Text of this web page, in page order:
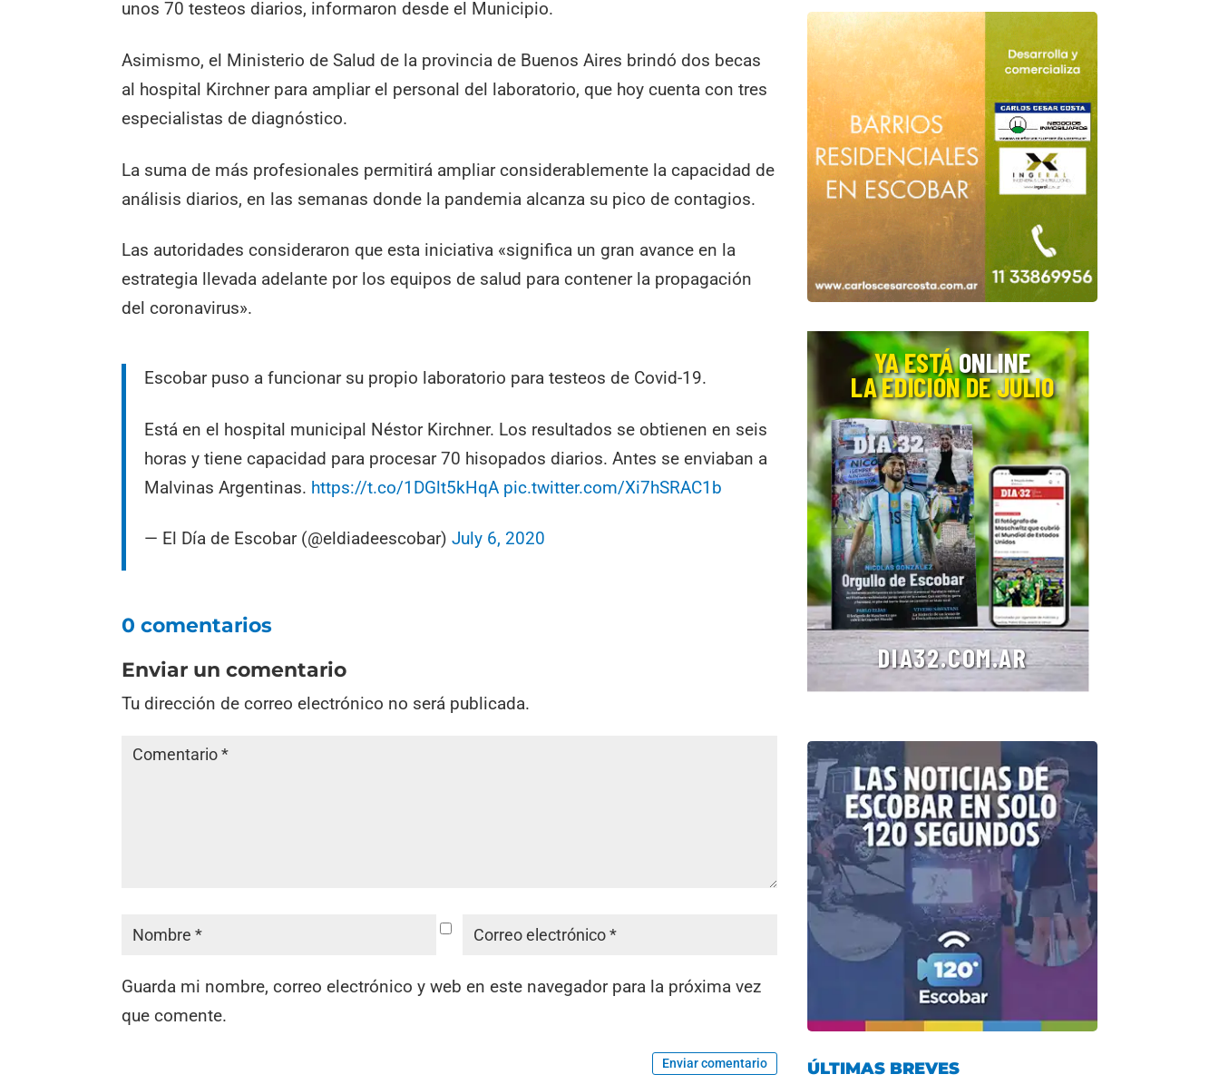
unos 70 testeos diarios, informaron desde el Municipio.
Asimismo, el Ministerio de Salud de la provincia de Buenos Aires brindó dos becas
al hospital Kirchner para ampliar el personal del laboratorio, que hoy cuenta con tres
especialistas de diagnóstico.
La suma de más profesionales permitirá ampliar considerablemente la capacidad de
análisis diarios, en las semanas donde la pandemia alcanza su pico de contagios.
Las autoridades consideraron que esta iniciativa «significa un gran avance en la
estrategia llevada adelante por los equipos de salud para contener la propagación
del coronavirus».
Escobar puso a funcionar su propio laboratorio para testeos de Covid-19.
Está en el hospital municipal Néstor Kirchner. Los resultados se obtienen en seis
horas y tiene capacidad para procesar 70 hisopados diarios. Antes se enviaban a
Malvinas Argentinas. https://t.co/1DGlt5kHqA pic.twitter.com/Xi7hSRAC1b
— El Día de Escobar (@eldiadeescobar)July 6, 2020
0 comentarios
Enviar un comentario
Tu dirección de correo electrónico no será publicada.
Guarda mi nombre, correo electrónico y web en este navegador para la próxima vez
que comente.
Enviar comentario ÚLTIMAS BREVES